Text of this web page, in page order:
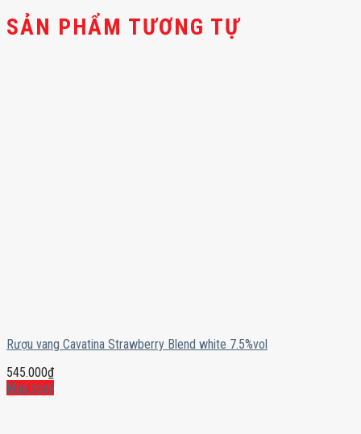
SẢN PHẨM TƯƠNG TỰ
Rượu vang Cavatina Strawberry Blend white 7.5%vol
545.000₫
Mua ngay